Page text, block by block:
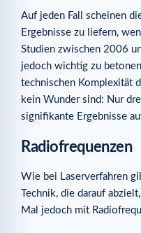
Auf jeden Fall scheinen
Ergebnisse zu liefern,
Studien zwischen 2006
jedoch wichtig zu
technischen Komplexität
kein Wunder sind: Nur
signifikante Ergebnisse
Radiofrequenzen
Wie bei Laserverfahren
Technik, die darauf
Mal jedoch mit